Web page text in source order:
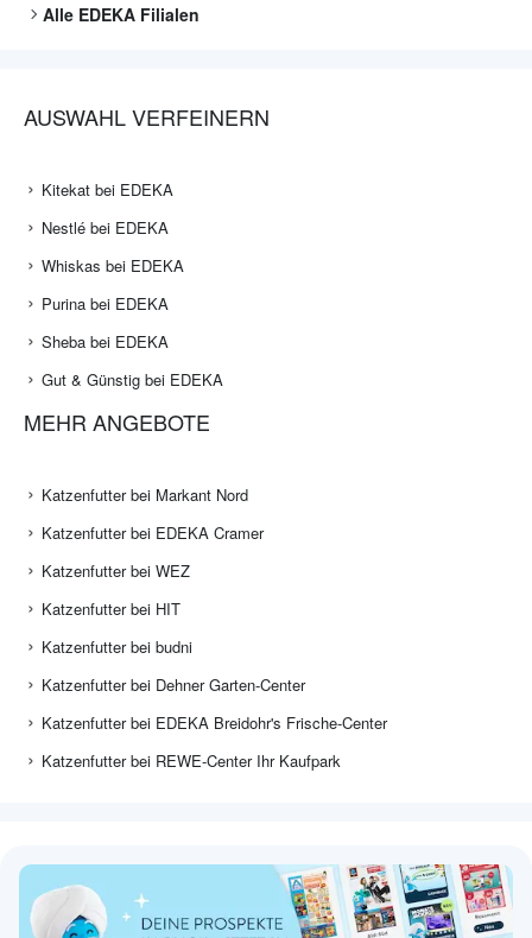
Alle EDEKA Filialen
AUSWAHL VERFEINERN
Kitekat bei EDEKA
Nestlé bei EDEKA
Whiskas bei EDEKA
Purina bei EDEKA
Sheba bei EDEKA
Gut & Günstig bei EDEKA
MEHR ANGEBOTE
Katzenfutter bei Markant Nord
Katzenfutter bei EDEKA Cramer
Katzenfutter bei WEZ
Katzenfutter bei HIT
Katzenfutter bei budni
Katzenfutter bei Dehner Garten-Center
Katzenfutter bei EDEKA Breidohr's Frische-Center
Katzenfutter bei REWE-Center Ihr Kaufpark